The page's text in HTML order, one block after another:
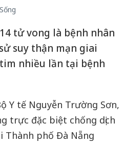
tử vong là bệnh nhân
suy thận mạn giai
nhiều lần tại bệnh
Y tế Nguyễn Trường Sơn,
trực đặc biệt chống dịch
Thành phố Đà Nẵng